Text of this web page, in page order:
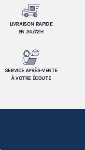
LIVRAISON RAPIDE
EN 24/72H
SERVICE APRÈS-VENTE
À VOTRE ÉCOUTE